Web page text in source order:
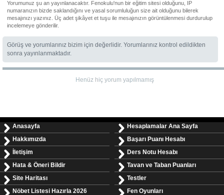
Yorumunuz şu an yayınlanacaktır. Fenokulu'nun bir eğitim sitesi olduğunu, IP
numaranızın bizde saklandığını ve yasal sorumluluğun size ait olduğunu bilerek
mesajınızı yazınız. Üç adet şikâyet et tuşu ile mesajınızın görüntülenmesi durdurulup
incelemeye gönderilir.
Görüş ve yorumlarınız bizim için değerlidir. Yorumlarınız kontrol edildikten
sonra yayınlanmaktadır.
Henüz hiç yorum yapılmamış
Anasayfa
Hakkımızda
İletişim
Hata & Öneri Bildir
Site Haritası
Nöbet Listesi Hazırla 2026
Hesaplamalar Ana Sayfa
Başarı Puanı Hesabı
Ders Notu Hesabı
Tavan ve Taban Puanları
Testler
Fen Oyunları